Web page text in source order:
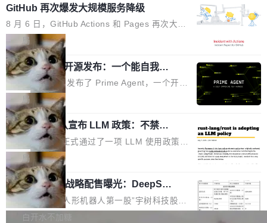
他引用的帖子来自 Mathew Shen，一位 ICLR 2
026 的读者：「看了篇 ...
理由很具体。FA 系列不需要解释，但 FA2 是他
认为最重要的一个——复杂度恰到好处，刚好能
驱动你去学 CuTe，但还没被那些"邪恶的" Hopp
er++ 优化所淹没，足够容易修改和适配。 更关
键的是 FA2 的持久性...
鸿蒙通过统一技术底座和分布式能力，为不同类
型智能设备的开发、连接与互联提供关键支撑，
也为产业链企业探索产品创新与商业增长打开新
的空间。 8月14日，开源鸿蒙智能硬件开发者日
（OHDD：OpenHarmony Hardware Develope
r Day）将在杭州启航。活动面向智能硬件产业
链企业和开发者，邀请行业专家与资深技术顾
问，围绕开源鸿蒙技术能力、设备适配、芯片适
配、功耗与稳定性调优、兼容性测评及统一互联
等内容展开系统讲解和实战交流，帮助企业进一
步了解开源鸿蒙在智能...
GitHub 再次爆发大规模服务降级
8 月 6 日，GitHub Actions 和 Pages 再次大规
模服务降级，Actions 完全不可用超过 5 小时，
webhook 停发，连自托管 runner 也因调度层故
障无法工作。Pages、Copilot code review、C
opilot coding agent 全部受影响。从检测到完全
恢复，大约 12 小时。 这是 2026 年 8 月的第六
起事故，其中四起与 AI/Copilot 服务相关。 Git
Hub 员工 kdaigle 在 HN 讨论中贴出了一组数
据：2025 年全年 10 亿次 commit。现在，每周
2.75 亿次，全年预计 140 亿次。GitHub...
局
Prime Agent 开源发布：一个能自我改
进的编程 Agent，ARC-AGI 3 超越人类
专家基线
Prime Intellect 发布了 Prime Agent，一个开源
的编程 Agent Harness，核心设计围绕两个抽
象：Recursive Language Model（RLM）和 C
ontinual Harness。在 ARC-AGI 3 基准测试
上，Prime Agent + Opus 5 的组合达到了 95.
5% RHAE Best@1，超过了 ARC 报告的人类专
家基线 95.4%。 不是又一个 coding agent 包装
器 Prime Agent 的架构和市面上大多数 coding
agent 有本质区别。大多数 agent harness 的设
计是基于早期模型的能力—...
局
Rust 项目团队宣布 LLM 政策：不禁
止，但你要承认哪些代码不是你写的
Rust 语言项目正式通过了一项 LLM 使用政策，
覆盖 rust-lang/rust 单一仓库的代码贡献。这不
是项目级别的官方立场，目前由五个团队采纳，
但它可能是主流开源项目中关于 AI 辅助贡献最
细致的一份规则。 政策的核心只有一句话：LLM
可以用来分析、提炼、审阅、建议，但不能用来
局
宇树科技 IPO 战略配售曝光：DeepSe
ek 获配 93.3 万股，锁定 36 个月
8月6日晚间，“人形机器人第一股”宇树科技股份
有限公司披露IPO发行价格及战略配售结果，杭
白开水不加糖